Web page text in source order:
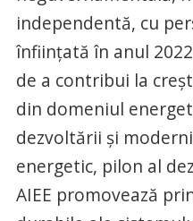
independentă, cu
înființată în anul
de a contribui la
din domeniul
dezvoltării și
energetic, pilon al
AIEE promovează